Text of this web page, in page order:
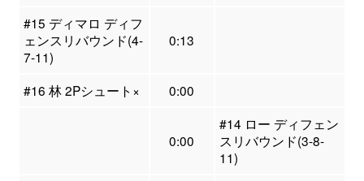
#15 ディマロ ディフ
ェンスリバウンド(4-
7-11)
0:13
#16 林 2Pシュート× 0:00
0:00
#14 ロー ディフェン
スリバウンド(3-8-
11)